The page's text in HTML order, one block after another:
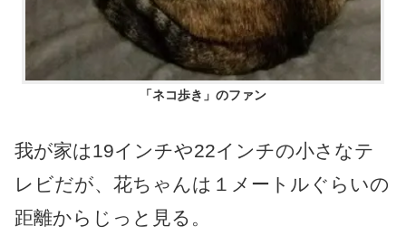
「ネコ歩き」のファン
我が家は19インチや22インチの小さなテ
レビだが、花ちゃんは１メートルぐらいの
距離からじっと見る。